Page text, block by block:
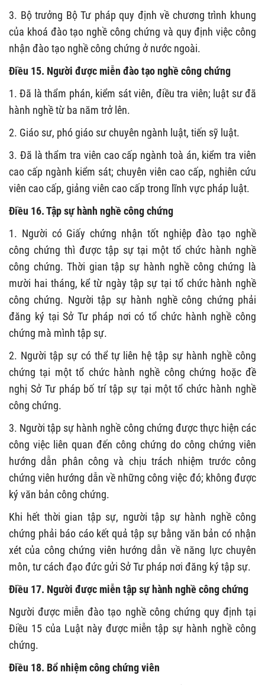
3. Bộ trưởng Bộ Tư pháp quy định về chương trình khung
của khoá đào tạo nghề công chứng và quy định việc công
nhận đào tạo nghề công chứng ở nước ngoài.
Điều 15. Người được miễn đào tạo nghề công chứng
1. Đã là thẩm phán, kiểm sát viên, điều tra viên; luật sư đã
hành nghề từ ba năm trở lên.
2. Giáo sư, phó giáo sư chuyên ngành luật, tiến sỹ luật.
3. Đã là thẩm tra viên cao cấp ngành toà án, kiểm tra viên
cao cấp ngành kiểm sát; chuyên viên cao cấp, nghiên cứu
viên cao cấp, giảng viên cao cấp trong lĩnh vực pháp luật.
Điều 16. Tập sự hành nghề công chứng
1. Người có Giấy chứng nhận tốt nghiệp đào tạo nghề
công chứng thì được tập sự tại một tổ chức hành nghề
công chứng. Thời gian tập sự hành nghề công chứng là
mười hai tháng, kể từ ngày tập sự tại tổ chức hành nghề
công chứng. Người tập sự hành nghề công chứng phải
đăng ký tại Sở Tư pháp nơi có tổ chức hành nghề công
chứng mà mình tập sự.
2. Người tập sự có thể tự liên hệ tập sự hành nghề công
chứng tại một tổ chức hành nghề công chứng hoặc đề
nghị Sở Tư pháp bố trí tập sự tại một tổ chức hành nghề
công chứng.
3. Người tập sự hành nghề công chứng được thực hiện các
công việc liên quan đến công chứng do công chứng viên
hướng dẫn phân công và chịu trách nhiệm trước công
chứng viên hướng dẫn về những công việc đó; không được
ký văn bản công chứng.
Khi hết thời gian tập sự, người tập sự hành nghề công
chứng phải báo cáo kết quả tập sự bằng văn bản có nhận
xét của công chứng viên hướng dẫn về năng lực chuyên
môn, tư cách đạo đức gửi Sở Tư pháp nơi đăng ký tập sự.
Điều 17. Người được miễn tập sự hành nghề công chứng
Người được miễn đào tạo nghề công chứng quy định tại
Điều 15 của Luật này được miễn tập sự hành nghề công
chứng.
Điều 18. Bổ nhiệm công chứng viên